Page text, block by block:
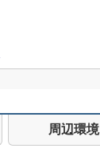
周辺環境